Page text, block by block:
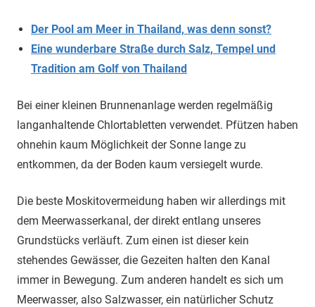
Der Pool am Meer in Thailand, was denn sonst?
Eine wunderbare Straße durch Salz, Tempel und
Tradition am Golf von Thailand
Bei einer kleinen Brunnenanlage werden regelmäßig
langanhaltende Chlortabletten verwendet. Pfützen haben
ohnehin kaum Möglichkeit der Sonne lange zu
entkommen, da der Boden kaum versiegelt wurde.
Die beste Moskitovermeidung haben wir allerdings mit
dem Meerwasserkanal, der direkt entlang unseres
Grundstücks verläuft. Zum einen ist dieser kein
stehendes Gewässer, die Gezeiten halten den Kanal
immer in Bewegung. Zum anderen handelt es sich um
Meerwasser, also Salzwasser, ein natürlicher Schutz